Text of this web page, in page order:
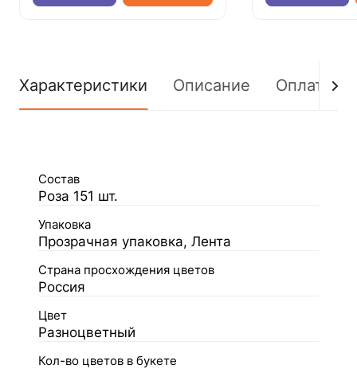
Характеристики Описание Оплата
Состав
Роза 151 шт.
Упаковка
Прозрачная упаковка, Лента
Страна просхождения цветов
Россия
Цвет
Разноцветный
Кол-во цветов в букете